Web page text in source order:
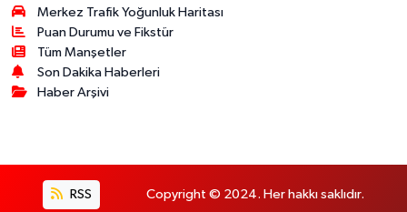
Merkez Trafik Yoğunluk Haritası
Puan Durumu ve Fikstür
Tüm Manşetler
Son Dakika Haberleri
Haber Arşivi
RSS Copyright © 2024. Her hakkı saklıdır.